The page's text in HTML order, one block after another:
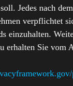
Jedes nach
verpflichtet
einzuhalten.
erhalten Sie vom